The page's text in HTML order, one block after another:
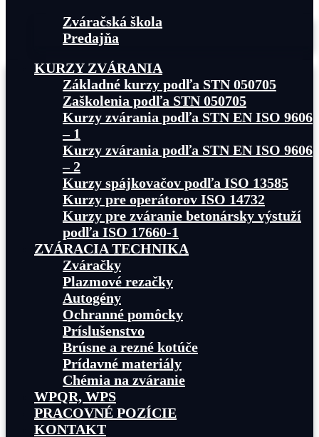
Zváračská škola
Predajňa
KURZY ZVÁRANIA
Základné kurzy podľa STN 050705
Zaškolenia podľa STN 050705
Kurzy zvárania podľa STN EN ISO 9606
– 1
Kurzy zvárania podľa STN EN ISO 9606
– 2
Kurzy spájkovačov podľa ISO 13585
Kurzy pre operátorov ISO 14732
Kurzy pre zváranie betonársky výstuží
podľa ISO 17660-1
ZVÁRACIA TECHNIKA
Zváračky
Plazmové rezačky
Autogény
Ochranné pomôcky
Príslušenstvo
Brúsne a rezné kotúče
Prídavné materiály
Chémia na zváranie
WPQR, WPS
PRACOVNÉ POZÍCIE
KONTAKT